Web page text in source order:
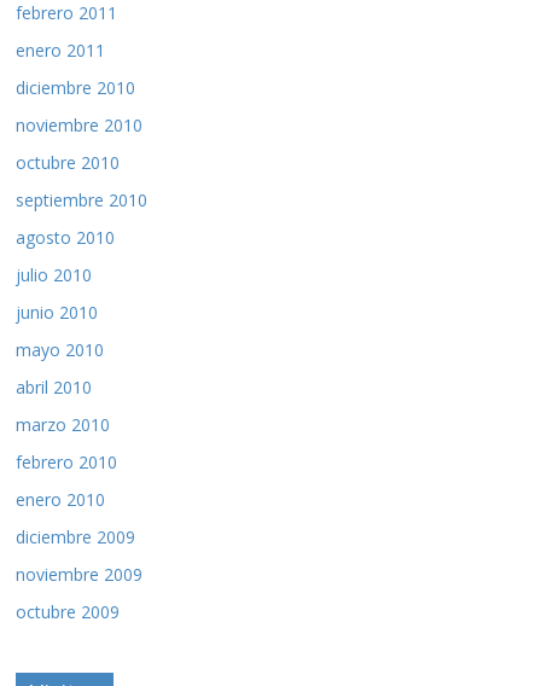
febrero 2011
enero 2011
diciembre 2010
noviembre 2010
octubre 2010
septiembre 2010
agosto 2010
julio 2010
junio 2010
mayo 2010
abril 2010
marzo 2010
febrero 2010
enero 2010
diciembre 2009
noviembre 2009
octubre 2009